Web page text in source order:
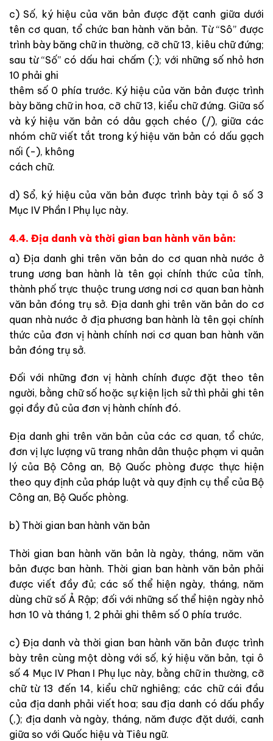
c) Số, ký hiệu của văn bản được đặt canh giữa dưới
tên cơ quan, tổ chức ban hành văn bản. Từ “Sô” được
trình bày băng chữ in thường, cỡ chữ 13, kiêu chữ đứng;
sau từ “Số” có dấu hai chấm (:); với những số nhỏ hơn
10 phải ghi
thêm số 0 phía trước. Ký hiệu của văn bản được trình
bày băng chữ in hoa, cỡ chữ 13, kiểu chữ đứng. Giữa số
và ký hiệu văn bản có dâu gạch chéo (/), giữa các
nhóm chữ viết tắt trong ký hiệu văn bản có dấu gạch
nối (-), không
cách chữ.
d) Sổ, ký hiệu của văn bản được trình bày tại ô số 3
Mục IV Phần I Phụ lục này.
4.4. Địa danh và thời gian ban hành văn bản:
a) Địa danh ghi trên văn bản do cơ quan nhà nước ở
trung ương ban hành là tên gọi chính thức của tỉnh,
thành phố trực thuộc trung ương nơi cơ quan ban hành
văn bản đóng trụ sở. Địa danh ghi trên văn bản do cơ
quan nhà nước ở địa phương ban hành là tên gọi chính
thức của đơn vị hành chính nơi cơ quan ban hành văn
bản đóng trụ sở.
Đối với những đơn vị hành chính được đặt theo tên
người, bằng chữ số hoặc sự kiện lịch sử thì phải ghi tên
gọi đầy đủ của đơn vị hành chính đó.
Địa danh ghi trên văn bản của các cơ quan, tổ chức,
đơn vị lực lượng vũ trang nhân dân thuộc phạm vi quản
lý của Bộ Công an, Bộ Quốc phòng được thực hiện
theo quy định của pháp luật và quy định cụ thể của Bộ
Công an, Bộ Quốc phòng.
b) Thời gian ban hành văn bản
Thời gian ban hành văn bản là ngày, tháng, năm văn
bản được ban hành. Thời gian ban hành văn bản phải
được viết đầy đủ; các số thể hiện ngày, tháng, năm
dùng chữ số Ả Rập; đối với những số thể hiện ngày nhỏ
hơn 10 và tháng 1, 2 phải ghi thêm số 0 phía trước.
c) Địa danh và thời gian ban hành văn bản được trình
bày trên cùng một dòng với số, ký hiệu văn bản, tại ô
số 4 Mục IV Phan I Phụ lục này, bằng chữ in thường, cỡ
chữ từ 13 đến 14, kiểu chữ nghiêng; các chữ cái đầu
của địa danh phải viết hoa; sau địa danh có dấu phẩy
(,); địa danh và ngày, tháng, năm được đặt dưới, canh
giữa so với Quốc hiệu và Tiêu ngữ.